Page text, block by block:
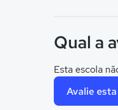
Qual a
Esta escola
Avalie